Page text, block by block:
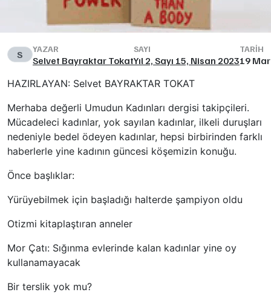
S YAZAR
Selvet Bayraktar Tokat
SAYI
Yıl 2, Sayı 15, Nisan 2023
TARIH
19
HAZIRLAYAN: Selvet BAYRAKTAR TOKAT
Merhaba değerli Umudun Kadınları dergisi takipçileri.
Mücadeleci kadınlar, yok sayılan kadınlar, ilkeli duruşları
nedeniyle bedel ödeyen kadınlar, hepsi birbirinden farklı
haberlerle yine kadının güncesi köşemizin konuğu.
Önce başlıklar:
Yürüyebilmek için başladığı halterde şampiyon oldu
Otizmi kitaplaştıran anneler
Mor Çatı: Sığınma evlerinde kalan kadınlar yine oy
kullanamayacak
Bir terslik yok mu?